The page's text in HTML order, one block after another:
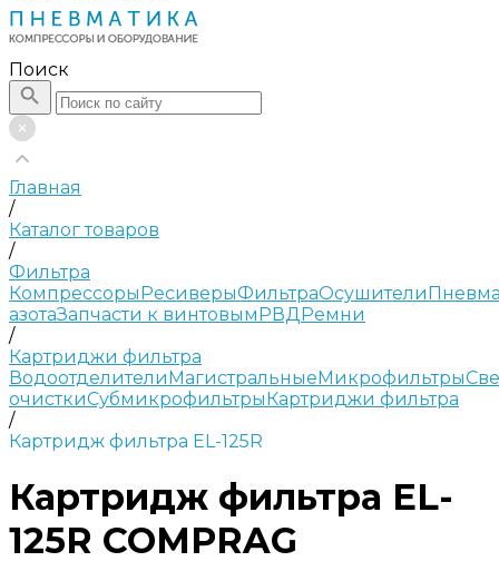
Поиск
Главная
/
Каталог товаров
/
Фильтра
КомпрессорыРесиверыФильтраОсушители
азотаЗапчасти к винтовымРВДРемни
/
Картриджи фильтра
ВодоотделителиМагистральныеМикрофильтры
очисткиСубмикрофильтрыКартриджи фильтра
/
Картридж фильтра EL-125R
Картридж фильтра EL-
125R COMPRAG